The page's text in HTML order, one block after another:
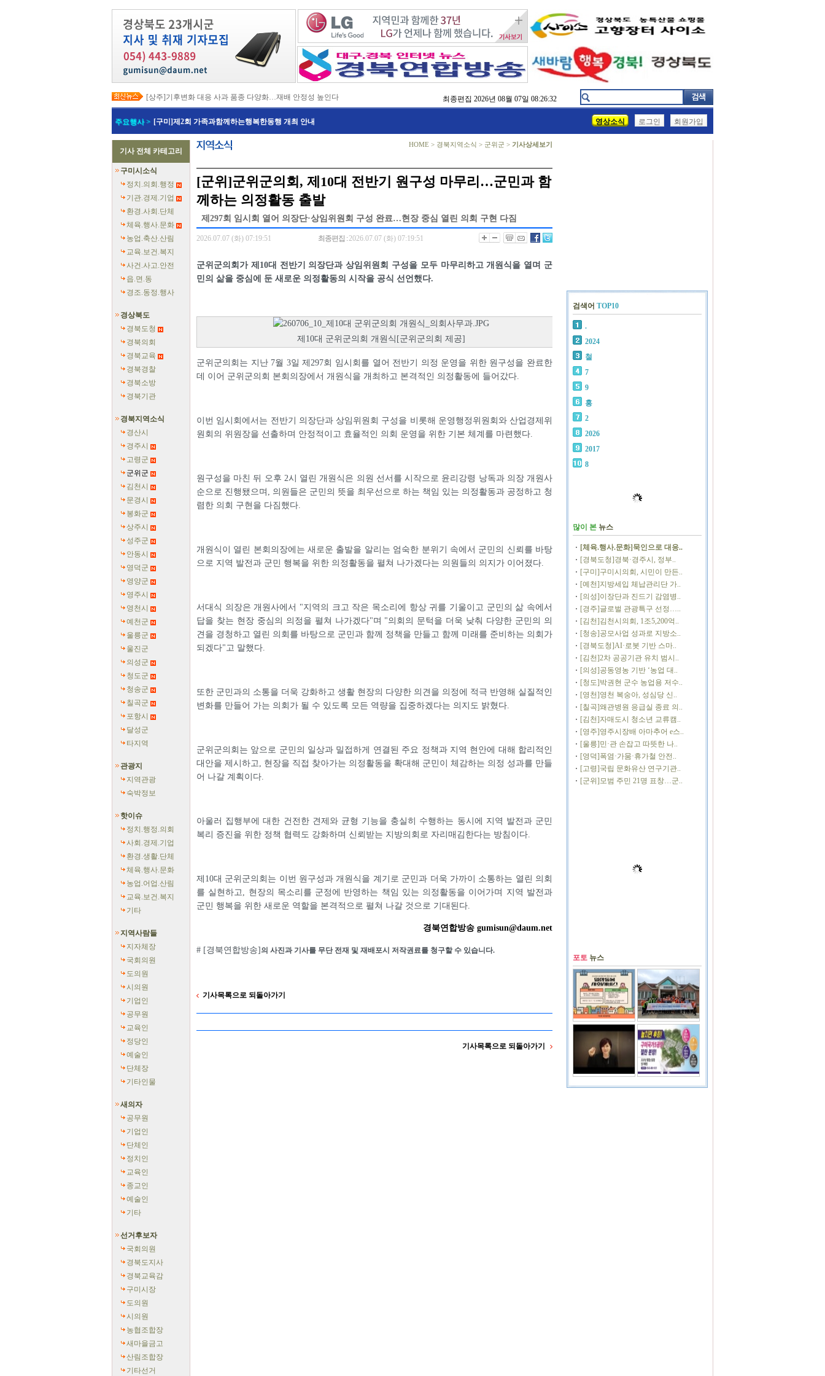
[상주]기후변화 대응 사과 품종 다양화…재배 안정성 높인다
[봉화]‘K-베트남 밸리 특구’ 최종 지정…3,476억 투입
[김천]지방세입 체납관리단 본격 가동…맞춤형 징수 나선다
[고령]가뭄 장기화 총력 대응…농업용수 확보 긴급 지원
[경주]경주역 KTX·KTX-이음 증편…수도권 접근성 높인다
[경북교육청]‘수리력+ 웹 콘텐츠’ 개발…맞춤형 수학 학습 지원
[경북도청]‘말산업 특구’ 키운다…한국마사회 영천 유치 공동전선
[구미]예능 타고 뜬 구미 관광…‘갓 튀긴 라면’ 판매량 6배 껑충
[경북교육청]일본 방위백서 독도 영유권 주장 강력 규탄
최종편집 2026년 08월 07일 08:26:32
주요행사 > [구미]제2회 가족과함께하는행복한동행 개최 안내 영상소식 로그인 회원가입
기사 전체 카테고리
구미시소식
정치.의회.행정
기관.경제.기업
환경.사회.단체
체육.행사.문화
농업.축산.산림
교육.보건.복지
사건.사고.안전
읍.면.동
경조.동정.행사
경상북도
경북도청
경북의회
경북교육
경북경찰
경북소방
경북기관
경북지역소식
경산시
경주시
고령군
군위군
김천시
문경시
봉화군
상주시
성주군
안동시
영덕군
영양군
영주시
영천시
예천군
울릉군
울진군
의성군
청도군
청송군
칠곡군
포항시
달성군
타지역
관광지
지역관광
숙박정보
핫이슈
정치.행정.의회
사회.경제.기업
환경.생활.단체
체육.행사.문화
농업.어업.산림
교육.보건.복지
기타
지역사람들
지자체장
국회의원
도의원
시의원
기업인
공무원
교육인
정당인
예술인
단체장
기타인물
새의자
공무원
기업인
단체인
정치인
교육인
종교인
예술인
기타
선거후보자
국회의원
경북도지사
경북교육감
구미시장
도의원
시의원
농협조합장
새마을금고
산림조합장
기타선거
HOME > 경북지역소식 > 군위군 > 기사상세보기
[군위]군위군의회, 제10대 전반기 원구성 마무리…군민과 함
께하는 의정활동 출발
제297회 임시회 열어 의장단·상임위원회 구성 완료…현장 중심 열린 의회 구현 다짐
2026.07.07 (화) 07:19:51 최종편집 :2026.07.07 (화) 07:19:51
군위군의회가 제10대 전반기 의장단과 상임위원회 구성을 모두 마무리하고 개원식을 열며 군
민의 삶을 중심에 둔 새로운 의정활동의 시작을 공식 선언했다.
제10대 군위군의회 개원식[군위군의회 제공]
군위군의회는 지난 7월 3일 제297회 임시회를 열어 전반기 의정 운영을 위한 원구성을 완료한
데 이어 군위군의회 본회의장에서 개원식을 개최하고 본격적인 의정활동에 들어갔다.
이번 임시회에서는 전반기 의장단과 상임위원회 구성을 비롯해 운영행정위원회와 산업경제위
원회의 위원장을 선출하며 안정적이고 효율적인 의회 운영을 위한 기본 체계를 마련했다.
원구성을 마친 뒤 오후 2시 열린 개원식은 의원 선서를 시작으로 윤리강령 낭독과 의장 개원사
순으로 진행됐으며, 의원들은 군민의 뜻을 최우선으로 하는 책임 있는 의정활동과 공정하고 청
렴한 의회 구현을 다짐했다.
개원식이 열린 본회의장에는 새로운 출발을 알리는 엄숙한 분위기 속에서 군민의 신뢰를 바탕
으로 지역 발전과 군민 행복을 위한 의정활동을 펼쳐 나가겠다는 의원들의 의지가 이어졌다.
서대식 의장은 개원사에서 "지역의 크고 작은 목소리에 항상 귀를 기울이고 군민의 삶 속에서
답을 찾는 현장 중심의 의정을 펼쳐 나가겠다"며 "의회의 문턱을 더욱 낮춰 다양한 군민의 의
견을 경청하고 열린 의회를 바탕으로 군민과 함께 정책을 만들고 함께 미래를 준비하는 의회가
되겠다"고 말했다.
또한 군민과의 소통을 더욱 강화하고 생활 현장의 다양한 의견을 의정에 적극 반영해 실질적인
변화를 만들어 가는 의회가 될 수 있도록 모든 역량을 집중하겠다는 의지도 밝혔다.
군위군의회는 앞으로 군민의 일상과 밀접하게 연결된 주요 정책과 지역 현안에 대해 합리적인
대안을 제시하고, 현장을 직접 찾아가는 의정활동을 확대해 군민이 체감하는 의정 성과를 만들
어 나갈 계획이다.
아울러 집행부에 대한 건전한 견제와 균형 기능을 충실히 수행하는 동시에 지역 발전과 군민
복리 증진을 위한 정책 협력도 강화하며 신뢰받는 지방의회로 자리매김한다는 방침이다.
제10대 군위군의회는 이번 원구성과 개원식을 계기로 군민과 더욱 가까이 소통하는 열린 의회
를 실현하고, 현장의 목소리를 군정에 반영하는 책임 있는 의정활동을 이어가며 지역 발전과
군민 행복을 위한 새로운 역할을 본격적으로 펼쳐 나갈 것으로 기대된다.
경북연합방송 gumisun@daum.net
# [경북연합방송]의 사진과 기사를 무단 전재 및 재배포시 저작권료를 청구할 수 있습니다.
기사목록으로 되돌아가기
기사목록으로 되돌아가기
검색어 TOP10
.
2024
철
7
9
홍
2
2026
2017
8
많이 본 뉴스
[체육.행사.문화]묵인으로 대응..
[경북도청]경북·경주시, 정부..
[구미]구미시의회, 시민이 만든..
[예천]지방세입 체납관리단 가..
[의성]이장단과 진드기 감염병..
[경주]글로벌 관광특구 선정…..
[김천]김천시의회, 1조5,200억..
[청송]공모사업 성과로 지방소..
[경북도청]AI·로봇 기반 스마..
[김천]2차 공공기관 유치 범시..
[의성]공동영농 기반 ‘농업 대..
[청도]박권현 군수 농업용 저수..
[영천]영천 복숭아, 성심당 신..
[칠곡]왜관병원 응급실 종료 의..
[김천]자매도시 청소년 교류캠..
[영주]영주시장배 아마추어 e스..
[울릉]민·관 손잡고 따뜻한 나..
[영덕]폭염·가뭄·휴가철 안전..
[고령]국립 문화유산 연구기관..
[군위]모범 주민 21명 표창…군..
포토 뉴스